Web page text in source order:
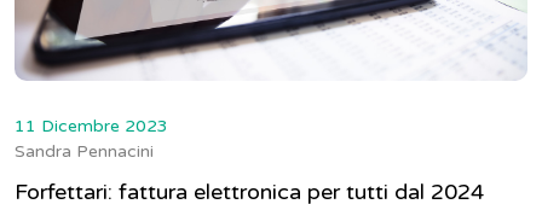
11 Dicembre 2023
Sandra Pennacini
Forfettari: fattura elettronica per tutti dal 2024